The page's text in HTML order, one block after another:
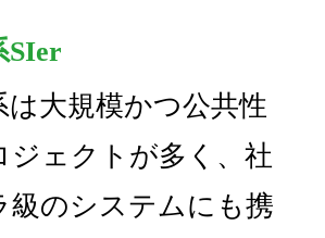
SIer
は大規模かつ公共性
ジェクトが多く、社
級のシステムにも携